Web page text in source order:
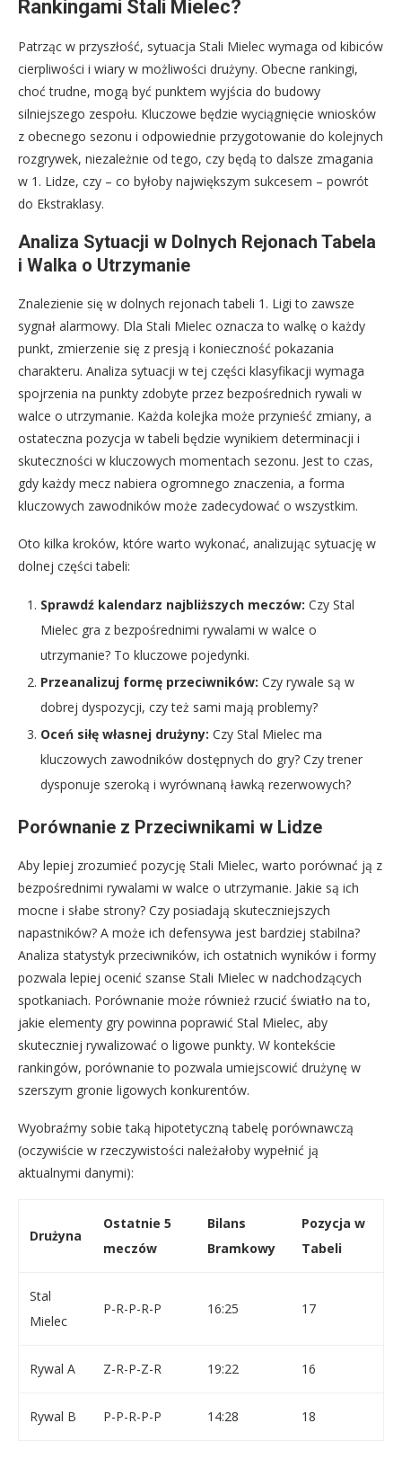
Rankingami Stali Mielec?
Patrząc w przyszłość, sytuacja Stali Mielec wymaga od kibiców
cierpliwości i wiary w możliwości drużyny. Obecne rankingi,
choć trudne, mogą być punktem wyjścia do budowy
silniejszego zespołu. Kluczowe będzie wyciągnięcie wniosków
z obecnego sezonu i odpowiednie przygotowanie do kolejnych
rozgrywek, niezależnie od tego, czy będą to dalsze zmagania
w 1. Lidze, czy – co byłoby największym sukcesem – powrót
do Ekstraklasy.
Analiza Sytuacji w Dolnych Rejonach Tabela
i Walka o Utrzymanie
Znalezienie się w dolnych rejonach tabeli 1. Ligi to zawsze
sygnał alarmowy. Dla Stali Mielec oznacza to walkę o każdy
punkt, zmierzenie się z presją i konieczność pokazania
charakteru. Analiza sytuacji w tej części klasyfikacji wymaga
spojrzenia na punkty zdobyte przez bezpośrednich rywali w
walce o utrzymanie. Każda kolejka może przynieść zmiany, a
ostateczna pozycja w tabeli będzie wynikiem determinacji i
skuteczności w kluczowych momentach sezonu. Jest to czas,
gdy każdy mecz nabiera ogromnego znaczenia, a forma
kluczowych zawodników może zadecydować o wszystkim.
Oto kilka kroków, które warto wykonać, analizując sytuację w
dolnej części tabeli:
Sprawdź kalendarz najbliższych meczów: Czy Stal
Mielec gra z bezpośrednimi rywalami w walce o
utrzymanie? To kluczowe pojedynki.
Przeanalizuj formę przeciwników: Czy rywale są w
dobrej dyspozycji, czy też sami mają problemy?
Oceń siłę własnej drużyny: Czy Stal Mielec ma
kluczowych zawodników dostępnych do gry? Czy trener
dysponuje szeroką i wyrównaną ławką rezerwowych?
Porównanie z Przeciwnikami w Lidze
Aby lepiej zrozumieć pozycję Stali Mielec, warto porównać ją z
bezpośrednimi rywalami w walce o utrzymanie. Jakie są ich
mocne i słabe strony? Czy posiadają skuteczniejszych
napastników? A może ich defensywa jest bardziej stabilna?
Analiza statystyk przeciwników, ich ostatnich wyników i formy
pozwala lepiej ocenić szanse Stali Mielec w nadchodzących
spotkaniach. Porównanie może również rzucić światło na to,
jakie elementy gry powinna poprawić Stal Mielec, aby
skuteczniej rywalizować o ligowe punkty. W kontekście
rankingów, porównanie to pozwala umiejscowić drużynę w
szerszym gronie ligowych konkurentów.
Wyobraźmy sobie taką hipotetyczną tabelę porównawczą
(oczywiście w rzeczywistości należałoby wypełnić ją
aktualnymi danymi):
Drużyna
Ostatnie 5
meczów
Bilans
Bramkowy
Pozycja w
Tabeli
Stal
Mielec
P-R-P-R-P 16:25 17
Rywal A Z-R-P-Z-R 19:22 16
Rywal B P-P-R-P-P 14:28 18